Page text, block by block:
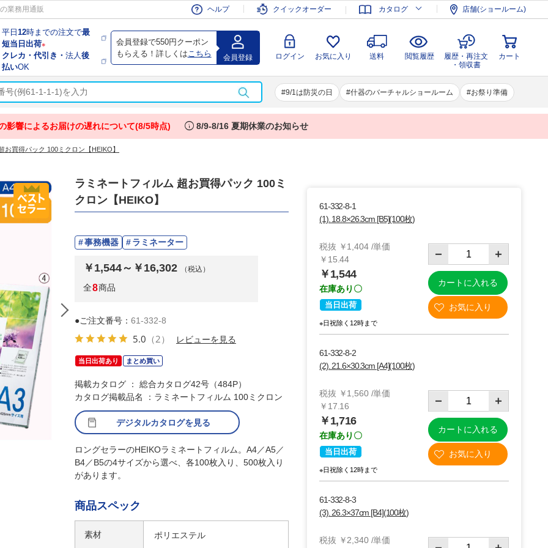
業務用通販 ヘルプ クイックオーダー カタログ 店舗(ショールーム)
平日12時までの注文で最
短当日出荷※
クレカ・代引き・法人後
払いOK
会員登録で550円クーポン
もらえる！詳しくは こちら 会員登録 ログイン お気に入り 送料 閲覧履歴
履歴・再注文
・領収書
カート
9/1は防災の日 什器のバーチャルショールーム お祭り準備
会員登録 ログイン お気に入り 送料 閲覧履歴
履歴・再注文
・領収書
カート
影響によるお届けの遅れについて(8/5時点) info 8/9-8/16 夏期休業のお知らせ
お買得パック 100ミクロン【HEIKO】
ラミネートフィルム 超お買得パック 100ミ
クロン【HEIKO】
事務機器 ラミネーター
￥1,544～￥16,302 （税込）
全8商品
●ご注文番号： 61-332-8
5.0 （2） レビューを見る
当日出荷あり まとめ買い
掲載カタログ ： 総合カタログ42号（484P）
デジタルカタログを見る
カタログ掲載品名 ：ラミネートフィルム 100ミクロン
ロングセラーのHEIKOラミネートフィルム。A4／A5／
B4／B5の4サイズから選べ、各100枚入り、500枚入り
があります。
商品スペック
素材 ポリエステル
61-332-8-1
(1). 18.8×26.3cm [B5](100枚)
税抜 ￥1,404 /単価
￥15.44
￥1,544
在庫あり〇
当日出荷
※日祝除く12時まで
カートに入れる
61-332-8-2
(2). 21.6×30.3cm [A4](100枚)
税抜 ￥1,560 /単価
￥17.16
￥1,716
在庫あり〇
当日出荷
※日祝除く12時まで
カートに入れる
61-332-8-3
(3). 26.3×37cm [B4](100枚)
税抜 ￥2,340 /単価